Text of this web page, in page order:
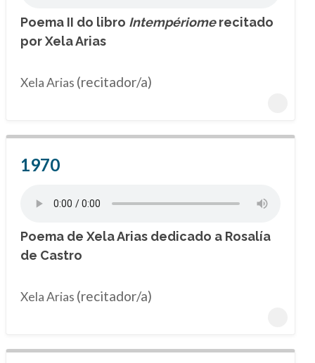
Poema II do libro Intempériomerecitado
por Xela Arias
Xela Arias (recitador/a)
1970
Poema de Xela Arias dedicado a Rosalía
de Castro
Xela Arias (recitador/a)